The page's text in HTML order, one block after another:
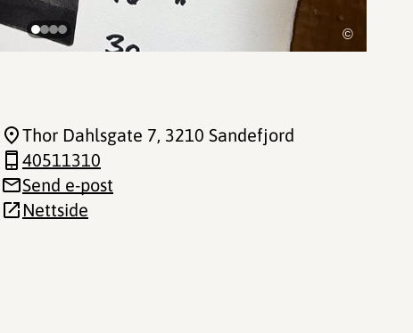
©
Thor Dahlsgate 7, 3210 Sandefjord
40511310
Send e-post
Nettside